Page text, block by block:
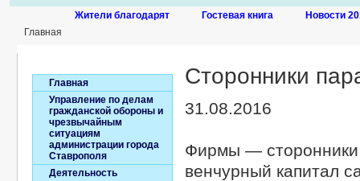
Жители благодарят Гостевая книга
Новости
Главная
Главная
Управление по делам
гражданской обороны и
чрезвычайным
ситуациям
администрации города
Ставрополя
Деятельность
Сторонники
31.08.2016
Фирмы — сторонники
венчурный капитал